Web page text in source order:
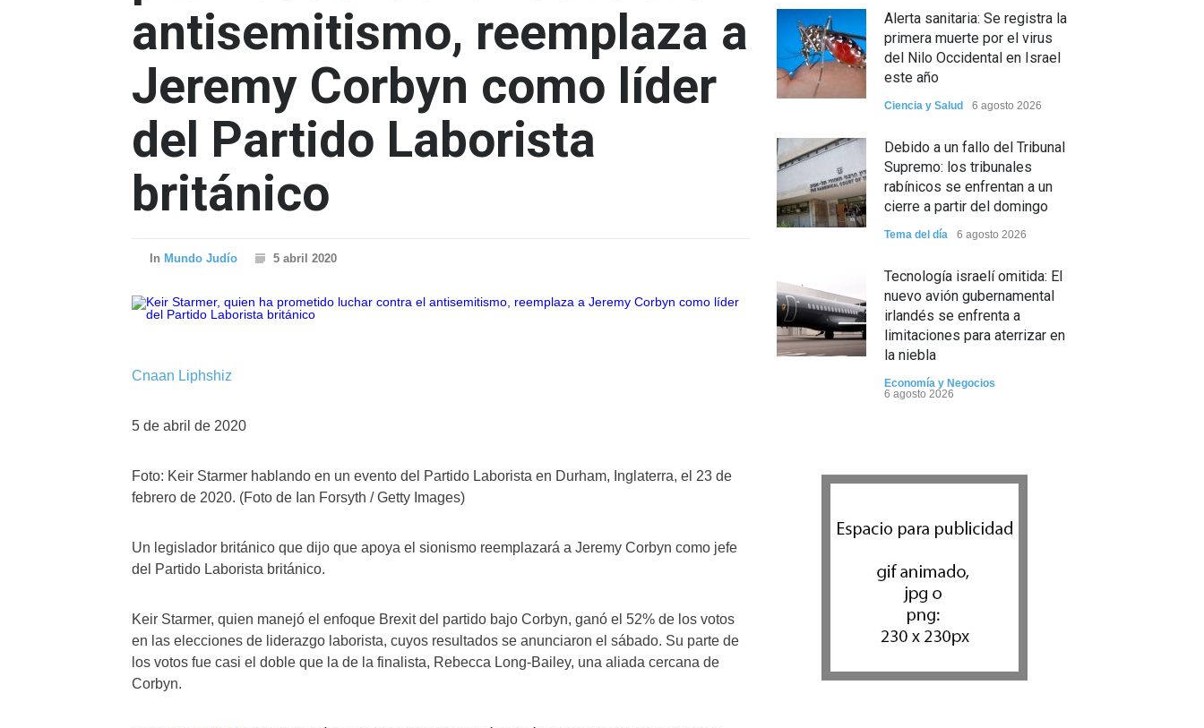
antisemitismo, reemplaza a
Jeremy Corbyn como líder
del Partido Laborista
británico
In Mundo Judío 5 abril 2020
Cnaan Liphshiz
5 de abril de 2020
Foto: Keir Starmer hablando en un evento del Partido Laborista en Durham, Inglaterra, el 23 de
febrero de 2020. (Foto de Ian Forsyth / Getty Images)
Un legislador británico que dijo que apoya el sionismo reemplazará a Jeremy Corbyn como jefe
del Partido Laborista británico.
Keir Starmer, quien manejó el enfoque Brexit del partido bajo Corbyn, ganó el 52% de los votos
en las elecciones de liderazgo laborista, cuyos resultados se anunciaron el sábado. Su parte de
los votos fue casi el doble que la de la finalista, Rebecca Long-Bailey, una aliada cercana de
Corbyn.
Alerta sanitaria: Se registra la
primera muerte por el virus
del Nilo Occidental en Israel
este año
Ciencia y Salud 6 agosto 2026
Debido a un fallo del Tribunal
Supremo: los tribunales
rabínicos se enfrentan a un
cierre a partir del domingo
Tema del día 6 agosto 2026
Tecnología israelí omitida: El
nuevo avión gubernamental
irlandés se enfrenta a
limitaciones para aterrizar en
la niebla
Economía y Negocios
6 agosto 2026
enterrados de nuevo en
Jerusalem, cumpliendo así su
último deseo
Mundo Judío 5 agosto 2026